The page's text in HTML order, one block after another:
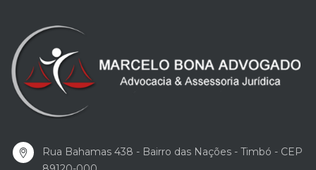
Rua Bahamas 438 - Bairro das Nações - Timbó - CEP